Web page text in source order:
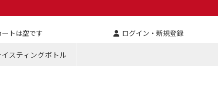
ートは空です ログイン・新規登録
イスティングボトル